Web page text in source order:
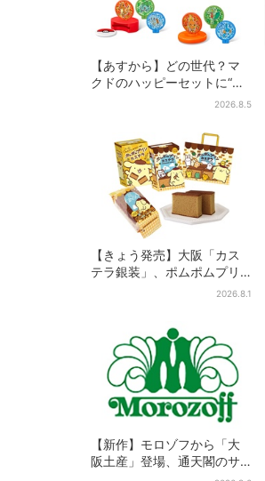
【あすから】どの世代？マ
クドのハッピーセットに“ポ
ケモンおもちゃ”、歴代30匹
2026.8.5
【きょう発売】大阪「カス
テラ銀装」、ポムポムプリ
ンと初コラボ 紙袋まで限
2026.8.1
【新作】モロゾフから「大
阪土産」登場、通天閣のサ
クサクスイーツ 6カ所で順